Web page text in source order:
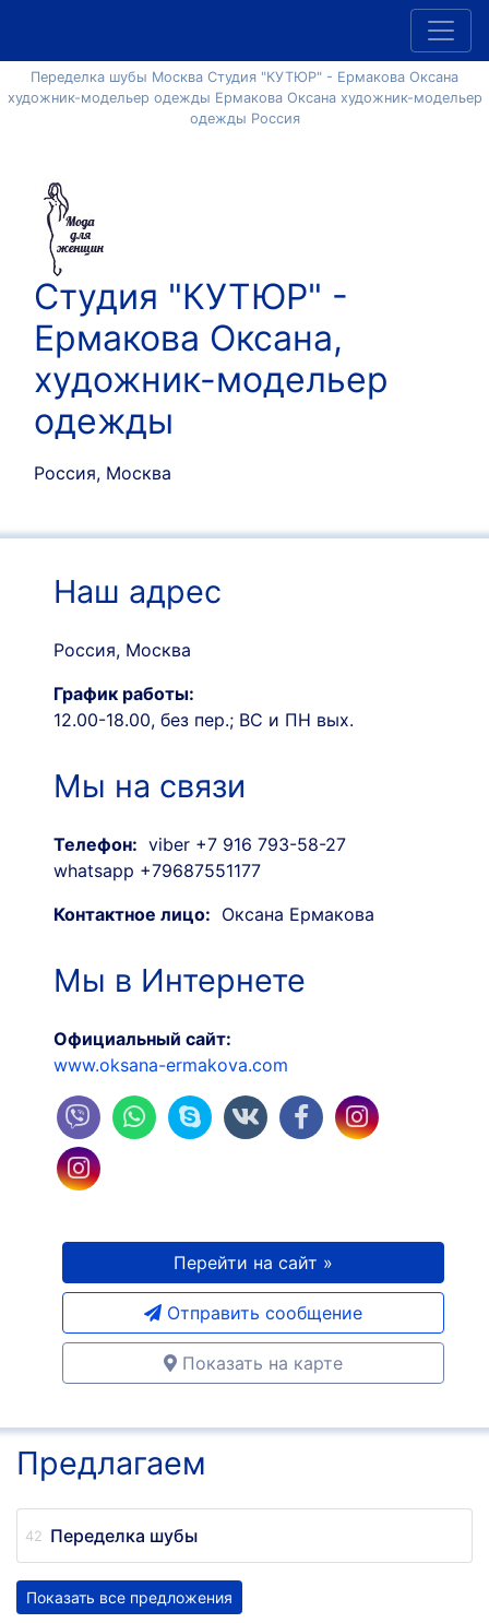
Переделка шубы Москва Студия "КУТЮР" - Ермакова Оксана
художник-модельер одежды Ермакова Оксана художник-модельер
одежды Россия
Студия "КУТЮР" -
Ермакова Оксана,
художник-модельер
одежды
Россия, Москва
Наш адрес
Россия, Москва
График работы:
12.00-18.00, без пер.; ВС и ПН вых.
Мы на связи
Телефон: viber +7 916 793-58-27
whatsapp +79687551177
Контактное лицо: Оксана Ермакова
Мы в Интернете
Официальный сайт:
www.oksana-ermakova.com
Перейти на сайт »
Отправить сообщение
Показать на карте
Предлагаем
Переделка шубы
Показать все предложения